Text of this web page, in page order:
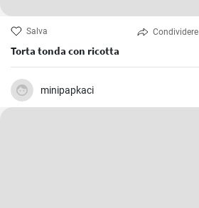
Salva Condividere
Torta tonda con ricotta
minipapkaci